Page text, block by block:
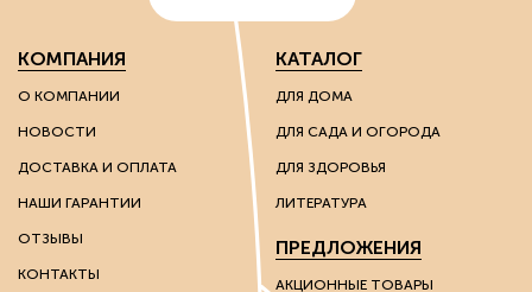
КОМПАНИЯ
О КОМПАНИИ
НОВОСТИ
ДОСТАВКА И ОПЛАТА
НАШИ ГАРАНТИИ
ОТЗЫВЫ
КОНТАКТЫ
КАТАЛОГ
ДЛЯ ДОМА
ДЛЯ САДА И ОГОРОДА
ДЛЯ ЗДОРОВЬЯ
ЛИТЕРАТУРА
ПРЕДЛОЖЕНИЯ
АКЦИОННЫЕ ТОВАРЫ